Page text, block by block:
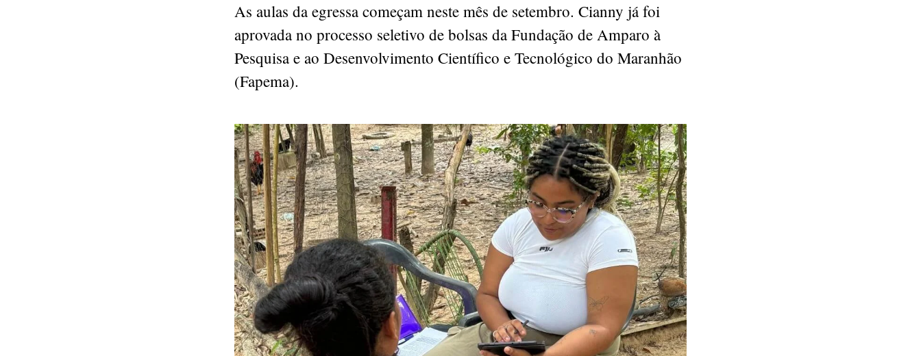
As aulas da egressa começam neste mês de setembro. Cianny já foi
aprovada no processo seletivo de bolsas da Fundação de Amparo à
Pesquisa e ao Desenvolvimento Científico e Tecnológico do Maranhão
(Fapema).